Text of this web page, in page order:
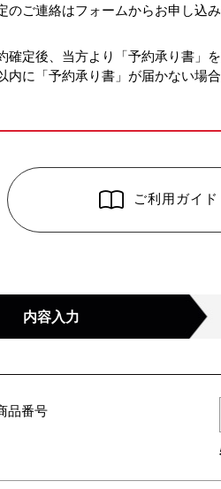
のご連絡はフォームからお申し込
確定後、当方より「予約承り書」
内に「予約承り書」が届かない場
ご利用ガイド
内容入力
品番号